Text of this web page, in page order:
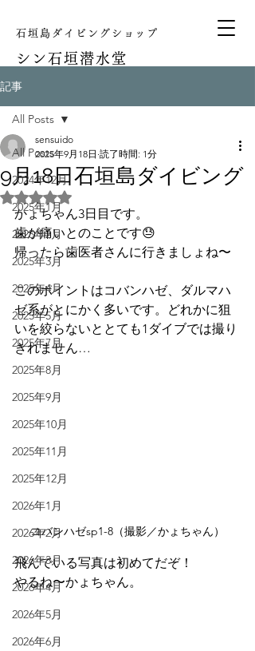
石垣島ダイビングショップ
シン石垣潜水堂
記事
All Posts
2024年12月
2025年1月
2025年2月
2025年3月
2025年4月
2025年5月
2025年7月
2025年8月
2025年9月
2025年10月
2025年11月
2025年12月
2026年1月
2026年2月
2026年3月
2026年4月
2026年5月
2026年6月
All Posts
9月18日石垣島ダイビング
sensuido
2025年9月18日 読了時間: 1分
5つ星のうちNaNと評価されています。
かょちゃん3日目です。
歯が痛いとのことです😓
帰ったら歯医者さんに行きましょね〜
このポイントはコバンハゼ、ダルマハ
ゼ系がとにかく多いです。どれかに狙
いを絞らないととても1ダイブでは撮り
きれません…
コバンハゼsp1-8（撮影／かょちゃん）
飛んでいる写真は初めてだぞ！
やるね〜かょちゃん。